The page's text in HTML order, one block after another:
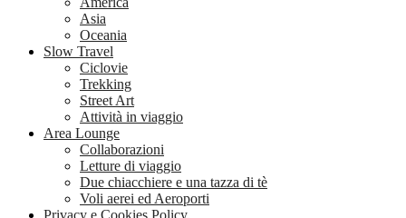
Asia
Oceania
Slow Travel
Ciclovie
Trekking
Street Art
Attività in viaggio
Area Lounge
Collaborazioni
Letture di viaggio
Due chiacchiere e una tazza di tè
Voli aerei ed Aeroporti